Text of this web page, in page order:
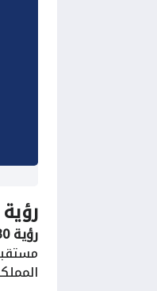
رؤية 2030 والتحول الرقمي في السعودية: شراكة بين IFS و SBM
رؤية 2030 والتحول الرقمي: